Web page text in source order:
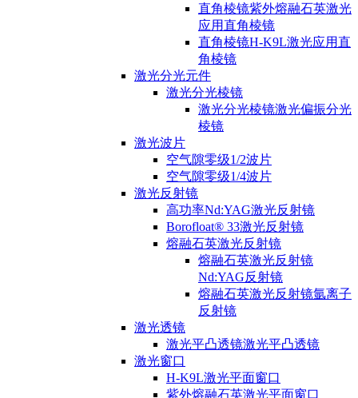
直角棱镜紫外熔融石英激光
应用直角棱镜
直角棱镜H-K9L激光应用直
角棱镜
激光分光元件
激光分光棱镜
激光分光棱镜激光偏振分光
棱镜
激光波片
空气隙零级1/2波片
空气隙零级1/4波片
激光反射镜
高功率Nd:YAG激光反射镜
Borofloat® 33激光反射镜
熔融石英激光反射镜
熔融石英激光反射镜
Nd:YAG反射镜
熔融石英激光反射镜氩离子
反射镜
激光透镜
激光平凸透镜激光平凸透镜
激光窗口
H-K9L激光平面窗口
紫外熔融石英激光平面窗口